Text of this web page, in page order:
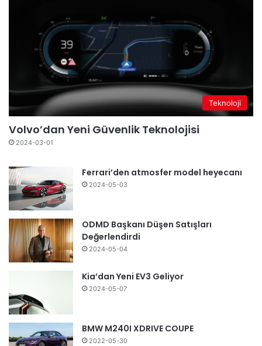
Teknoloji
Volvo’dan Yeni Güvenlik Teknolojisi
2024-03-01
Ferrari’den atmosfer model heyecanı
2024-05-03
ODMD Başkanı Düşen Satışları
Değerlendirdi
2024-05-04
Kia’dan Yeni EV3 Geliyor
2024-05-07
BMW M240I XDRIVE COUPE
2022-05-30